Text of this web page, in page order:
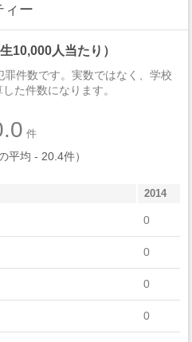
ィー
10,000人当たり）
件数です。実数ではなく、学校
た件数になります。
件
平均 - 20.4件）
2014
0
0
0
0